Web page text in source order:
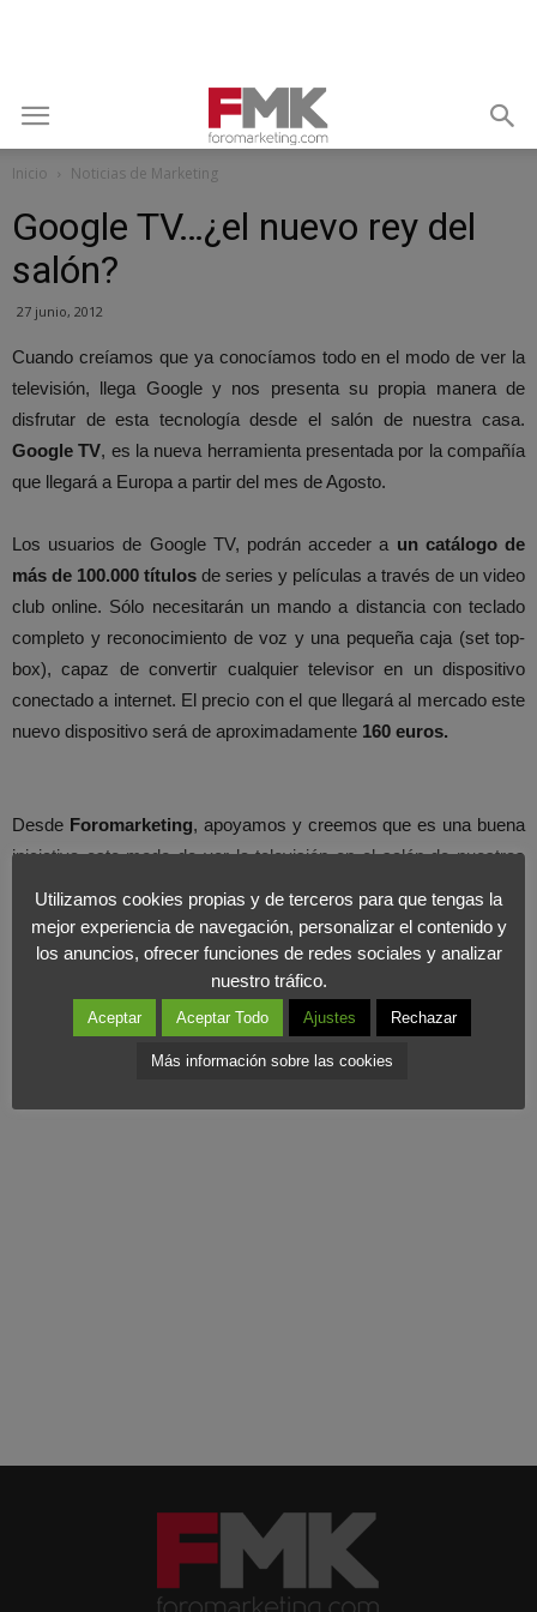
Inicio Noticias de Marketing
Google TV…¿el nuevo rey del
salón?
27 junio, 2012
Cuando creíamos que ya conocíamos todo en el modo de ver la
televisión, llega Google y nos presenta su propia manera de
disfrutar de esta tecnología desde el salón de nuestra casa.
Google TV, es la nueva herramienta presentada por la compañía
que llegará a Europa a partir del mes de Agosto.
Los usuarios de Google TV, podrán acceder a un catálogo de
más de 100.000 títulos de series y películas a través de un video
club online. Sólo necesitarán un mando a distancia con teclado
completo y reconocimiento de voz y una pequeña caja (set top-
box), capaz de convertir cualquier televisor en un dispositivo
conectado a internet. El precio con el que llegará al mercado este
nuevo dispositivo será de aproximadamente 160 euros.
Desde Foromarketing, apoyamos y creemos que es una buena
iniciativa este modo de ver la televisión en el salón de nuestras
es decir, la idea de ofrecer una televisión personalizada a sus
clientes es magnífica a la hora de establecer lafidelización de
Aspecto que desde nuestro punto de vista es
importantísimo en estos momentos dentro de la estrategia de
marketing de una empresa.
Utilizamos cookies propias y de terceros para que tengas la
mejor experiencia de navegación, personalizar el contenido y
los anuncios, ofrecer funciones de redes sociales y analizar
nuestro tráfico.
Aceptar Aceptar Todo Ajustes Rechazar
Más información sobre las cookies